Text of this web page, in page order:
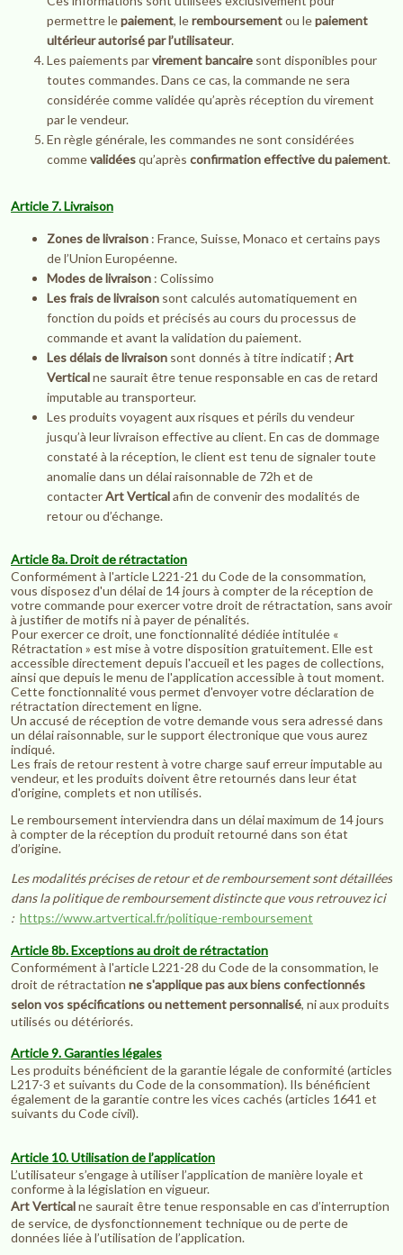
permettre lepaiement, leremboursementou lepaiement
ultérieur autorisé par l’utilisateur.
Les paiements parvirement bancaire sont disponibles pour
toutes commandes. Dans ce cas, la commande ne sera
considérée comme validée qu’après réception du virement
par le vendeur.
En règle générale, les commandes ne sont considérées
commevalidéesqu’après confirmation effective du paiement.
Article 7. Livraison
Zones de livraison : France, Suisse, Monaco et certains pays
de l’Union Européenne.
Modes de livraison : Colissimo
Les frais de livraison sont calculés automatiquement en
fonction du poids et précisés au cours du processus de
commande et avant la validation du paiement.
Les délais de livraison sont donnés à titre indicatif ; Art
Verticalne saurait être tenue responsable en cas de retard
imputable au transporteur.
Les produits voyagent aux risques et périls du vendeur
jusqu’à leur livraison effective au client. En cas de dommage
constaté à la réception, le client est tenu de signaler toute
anomalie dans un délai raisonnable de 72h et de
contacterArt Verticalafin de convenir des modalités de
retour ou d’échange.
Article 8a. Droit de rétractation
Conformément à l'article L221-21 du Code de la consommation,
vous disposez d'un délai de 14 jours à compter de la réception de
votre commande pour exercer votre droit de rétractation, sans avoir
à justifier de motifs ni à payer de pénalités.
Pour exercer ce droit, une fonctionnalité dédiée intitulée «
Rétractation » est mise à votre disposition gratuitement. Elle est
accessible directement depuis l'accueil et les pages de collections,
ainsi que depuis le menu de l'application accessible à tout moment.
Cette fonctionnalité vous permet d'envoyer votre déclaration de
rétractation directement en ligne.
Un accusé de réception de votre demande vous sera adressé dans
un délai raisonnable, sur le support électronique que vous aurez
indiqué.
Les frais de retour restent à votre charge sauf erreur imputable au
vendeur, et les produits doivent être retournés dans leur état
d'origine, complets et non utilisés.
Le remboursement interviendra dans un délai maximum de 14 jours
à compter de la réception du produit retourné dans son état
d’origine.
Les modalités précises de retour et de remboursement sont détaillées
dans la politique de remboursement distincte que vous retrouvez ici
: https://www.artvertical.fr/politique-remboursement
Article 8b. Exceptions au droit de rétractation
Conformément à l'article L221-28 du Code de la consommation, le
droit de rétractation ne s'applique pas aux biens confectionnés
selon vos spécifications ou nettement personnalisé, ni aux produits
utilisés ou détériorés.
Article 9. Garanties légales
Les produits bénéficient de la garantie légale de conformité (articles
L217-3 et suivants du Code de la consommation). Ils bénéficient
également de la garantie contre les vices cachés (articles 1641 et
suivants du Code civil).
Article 10. Utilisation de l’application
L’utilisateur s’engage à utiliser l’application de manière loyale et
conforme à la législation en vigueur.
Art Verticalne saurait être tenue responsable en cas d’interruption
de service, de dysfonctionnement technique ou de perte de
données liée à l’utilisation de l’application.